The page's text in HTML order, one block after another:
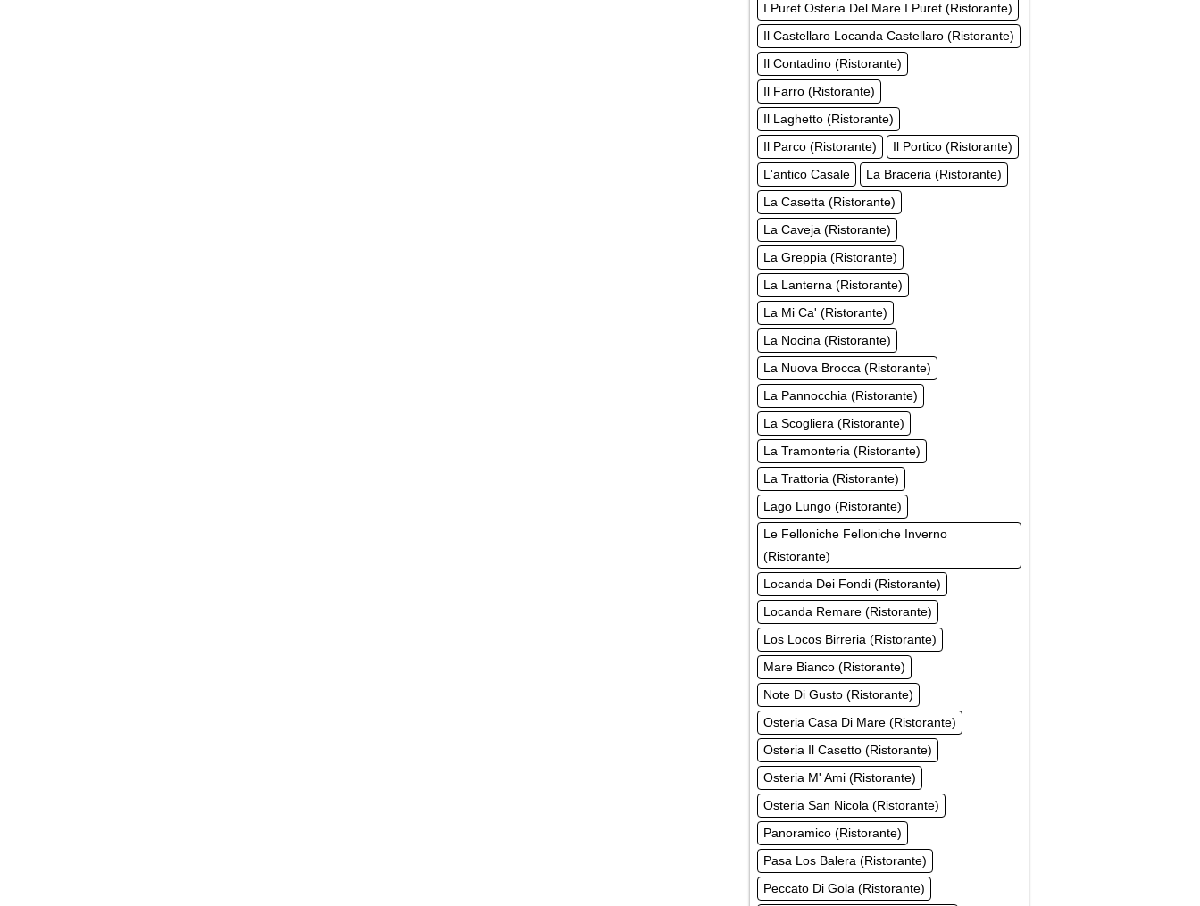
I Puret Osteria Del Mare I Puret (Ristorante)
Il Castellaro Locanda Castellaro (Ristorante)
Il Contadino (Ristorante)
Il Farro (Ristorante)
Il Laghetto (Ristorante)
Il Parco (Ristorante)
Il Portico (Ristorante)
L'antico Casale
La Braceria (Ristorante)
La Casetta (Ristorante)
La Caveja (Ristorante)
La Greppia (Ristorante)
La Lanterna (Ristorante)
La Mi Ca' (Ristorante)
La Nocina (Ristorante)
La Nuova Brocca (Ristorante)
La Pannocchia (Ristorante)
La Scogliera (Ristorante)
La Tramonteria (Ristorante)
La Trattoria (Ristorante)
Lago Lungo (Ristorante)
Le Felloniche Felloniche Inverno
(Ristorante)
Locanda Dei Fondi (Ristorante)
Locanda Remare (Ristorante)
Los Locos Birreria (Ristorante)
Mare Bianco (Ristorante)
Note Di Gusto (Ristorante)
Osteria Casa Di Mare (Ristorante)
Osteria Il Casetto (Ristorante)
Osteria M' Ami (Ristorante)
Osteria San Nicola (Ristorante)
Panoramico (Ristorante)
Pasa Los Balera (Ristorante)
Peccato Di Gola (Ristorante)